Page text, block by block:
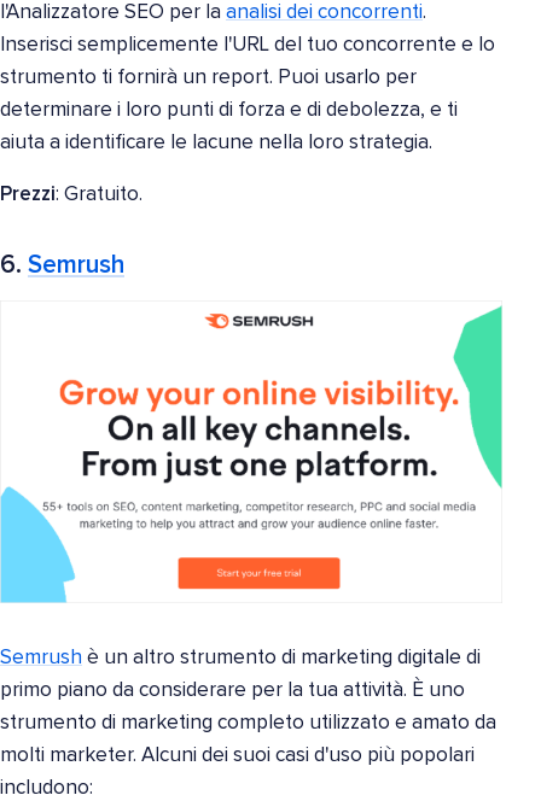
l'Analizzatore SEO per la analisi dei concorrenti.
Inserisci semplicemente l'URL del tuo concorrente e lo
strumento ti fornirà un report. Puoi usarlo per
determinare i loro punti di forza e di debolezza, e ti
aiuta a identificare le lacune nella loro strategia.
Prezzi: Gratuito.
6. Semrush
Semrush è un altro strumento di marketing digitale di
primo piano da considerare per la tua attività. È uno
strumento di marketing completo utilizzato e amato da
molti marketer. Alcuni dei suoi casi d'uso più popolari
includono: